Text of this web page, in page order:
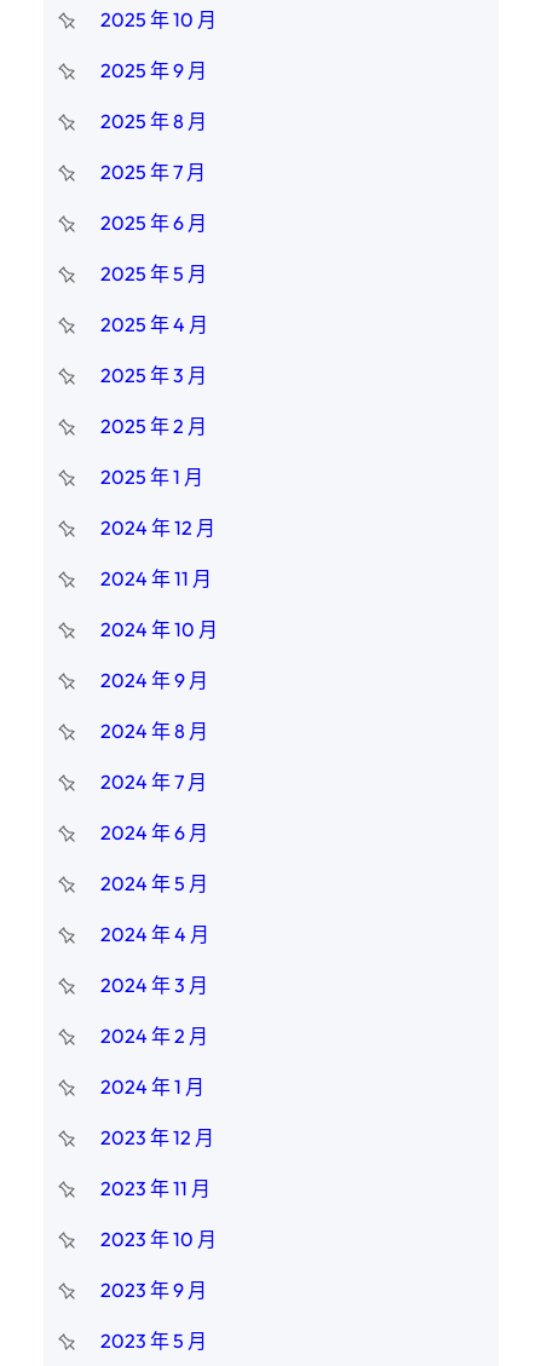
2025 年 10 月
2025 年 9 月
2025 年 8 月
2025 年 7 月
2025 年 6 月
2025 年 5 月
2025 年 4 月
2025 年 3 月
2025 年 2 月
2025 年 1 月
2024 年 12 月
2024 年 11 月
2024 年 10 月
2024 年 9 月
2024 年 8 月
2024 年 7 月
2024 年 6 月
2024 年 5 月
2024 年 4 月
2024 年 3 月
2024 年 2 月
2024 年 1 月
2023 年 12 月
2023 年 11 月
2023 年 10 月
2023 年 9 月
2023 年 5 月